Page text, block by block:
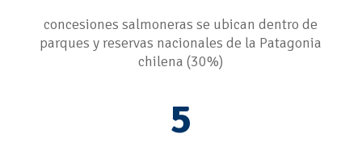
concesiones salmoneras se ubican dentro de
parques y reservas nacionales de la Patagonia
chilena (30%)
5